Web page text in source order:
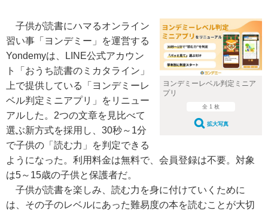
ヨンデミーレベル判定ミニア
プリ
全 1 枚
拡大写真
子供が読書にハマるオンライン
習い事「ヨンデミー」を運営する
Yondemyは、LINE公式アカウン
ト「おうち読書のミカタライン」
上で提供している「ヨンデミーレ
ベル判定ミニアプリ」をリニュー
アルした。2つの文章を見比べて
選ぶ新方式を採用し、30秒～1分
で子供の「読む力」を判定できる
ようになった。利用料金は無料で、会員登録は不要。対象
は5～15歳の子供と保護者だ。
子供が読書を楽しみ、読む力を身に付けていくために
は、その子のレベルにあった難易度の本を読むことが大切